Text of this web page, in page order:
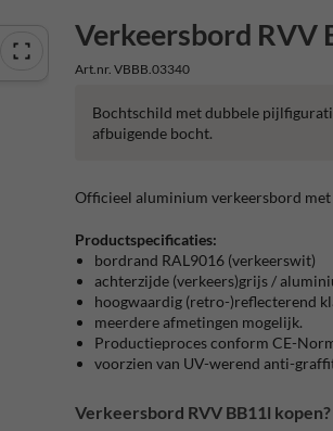
Verkeersbord RVV
Art.nr. VBBB.03340
Bochtschild met dubbele
afbuigende bocht.
Officieel aluminium verkeersbord met
Productspecificaties:
bordrand RAL9016 (verkeerswit)
achterzijde (verkeers)grijs /
hoogwaardig (retro-)reflecterend
meerdere afmetingen mogelijk.
Productieproces conform CE-
voorzien van UV-werend anti-
Verkeersbord RVV BB11l kopen?